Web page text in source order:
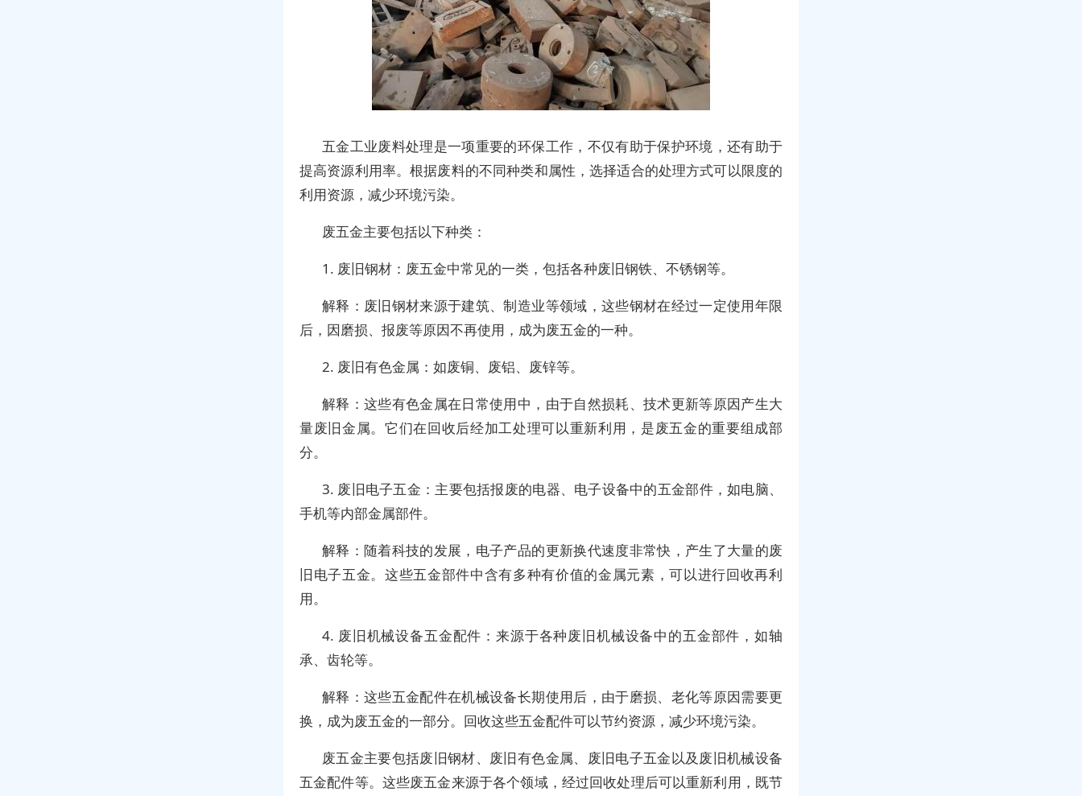
五金工业废料处理是一项重要的环保工作，不仅有助于保护环境，还有助于
提高资源利用率。根据废料的不同种类和属性，选择适合的处理方式可以限度的
利用资源，减少环境污染。
废五金主要包括以下种类：
1. 废旧钢材：废五金中常见的一类，包括各种废旧钢铁、不锈钢等。
解释：废旧钢材来源于建筑、制造业等领域，这些钢材在经过一定使用年限
后，因磨损、报废等原因不再使用，成为废五金的一种。
2. 废旧有色金属：如废铜、废铝、废锌等。
解释：这些有色金属在日常使用中，由于自然损耗、技术更新等原因产生大
量废旧金属。它们在回收后经加工处理可以重新利用，是废五金的重要组成部
分。
3. 废旧电子五金：主要包括报废的电器、电子设备中的五金部件，如电脑、
手机等内部金属部件。
解释：随着科技的发展，电子产品的更新换代速度非常快，产生了大量的废
旧电子五金。这些五金部件中含有多种有价值的金属元素，可以进行回收再利
用。
4. 废旧机械设备五金配件：来源于各种废旧机械设备中的五金部件，如轴
承、齿轮等。
解释：这些五金配件在机械设备长期使用后，由于磨损、老化等原因需要更
换，成为废五金的一部分。回收这些五金配件可以节约资源，减少环境污染。
废五金主要包括废旧钢材、废旧有色金属、废旧电子五金以及废旧机械设备
五金配件等。这些废五金来源于各个领域，经过回收处理后可以重新利用，既节